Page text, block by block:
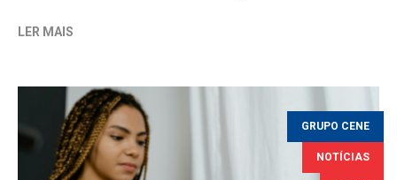
LER MAIS
GRUPO CENE
NOTÍCIAS